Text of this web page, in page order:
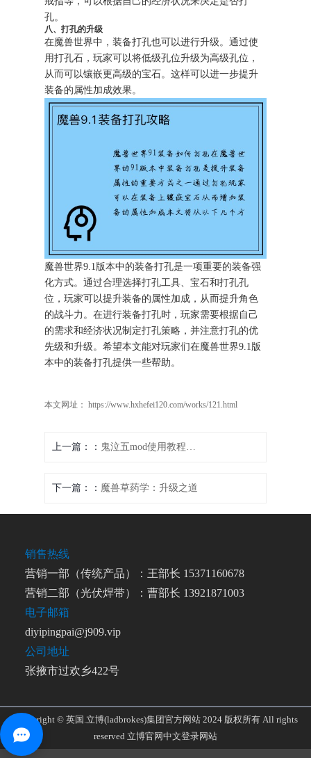
孔。
八、打孔的升级
在魔兽世界中，装备打孔也可以进行升级。通过使
用打孔石，玩家可以将低级孔位升级为高级孔位，
从而可以镶嵌更高级的宝石。这样可以进一步提升
装备的属性加成效果。
魔兽世界9.1版本中的装备打孔是一项重要的装备强
化方式。通过合理选择打孔工具、宝石和打孔孔
位，玩家可以提升装备的属性加成，从而提升角色
的战斗力。在进行装备打孔时，玩家需要根据自己
的需求和经济状况制定打孔策略，并注意打孔的优
先级和升级。希望本文能对玩家们在魔兽世界9.1版
本中的装备打孔提供一些帮助。
本文网址： https://www.hxhefei120.com/works/121.html
上一篇： 鬼泣五mod使用教程：解锁新玩法，尽享极致乐趣
下一篇： 魔兽草药学：升级之道
销售热线
营销一部（传统产品）：王部长 15371160678
营销二部（光伏焊带）：曹部长 13921871003
电子邮箱
diyipingpai@j909.vip
公司地址
张掖市过欢乡422号
Copyright © 英国.立博(ladbrokes)集团官方网站 2024 版权所有 All rights
reserved 立博官网中文登录网站